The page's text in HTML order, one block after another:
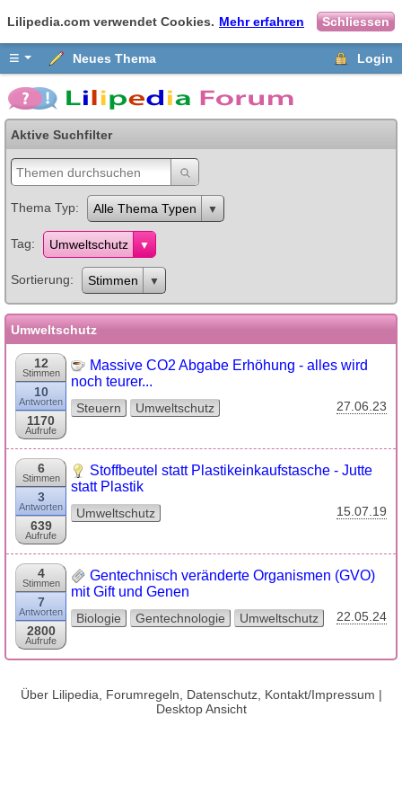
Lilipedia.com verwendet Cookies. Mehr erfahren Schliessen
≡ Neues Thema Login
Aktive Suchfilter
Thema Typ Alle Thema Typen
Tag Umweltschutz
Sortierung Stimmen
Umweltschutz
12
Stimmen
10
Antworten
1170
Aufrufe
Massive CO2 Abgabe Erhöhung - alles wird
noch teurer...
Steuern Umweltschutz 27.06.23
6
Stimmen
3
Antworten
639
Aufrufe
Stoffbeutel statt Plastikeinkaufstasche - Jutte
statt Plastik
Umweltschutz 15.07.19
4
Stimmen
7
Antworten
2800
Aufrufe
Gentechnisch veränderte Organismen (GVO)
mit Gift und Genen
Biologie Gentechnologie Umweltschutz 22.05.24
Über Lilipedia, Forumregeln, Datenschutz, Kontakt/Impressum |
Desktop Ansicht